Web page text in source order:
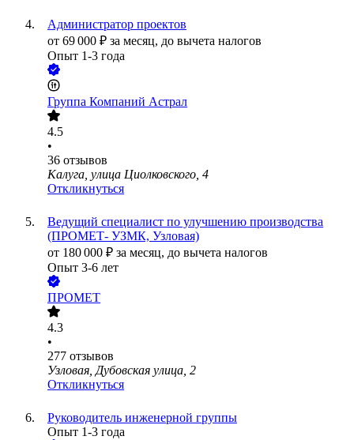
Администратор проектов
от 69 000 ₽ за месяц, до вычета налогов
Опыт 1-3 года
Группа Компаний Астрал
4.5
•
36 отзывов
Калуга, улица Циолковского, 4
Откликнуться
Ведущий специалист по улучшению производства
(ПРОМЕТ- УЗМК, Узловая)
от 180 000 ₽ за месяц, до вычета налогов
Опыт 3-6 лет
ПРОМЕТ
4.3
•
277 отзывов
Узловая, Дубовская улица, 2
Откликнуться
Руководитель инженерной группы
Опыт 1-3 года